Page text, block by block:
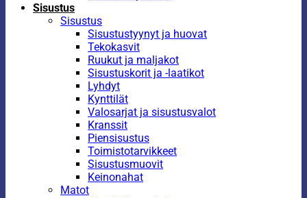
Sisustus
Sisustus
Sisustustyynyt ja huovat
Tekokasvit
Ruukut ja maljakot
Sisustuskorit ja -laatikot
Lyhdyt
Kynttilät
Valosarjat ja sisustusvalot
Kranssit
Piensisustus
Toimistotarvikkeet
Sisustusmuovit
Keinonahat
Matot